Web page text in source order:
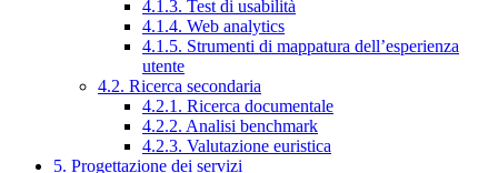
4.1.3. Test di usabilità
4.1.4. Web analytics
4.1.5. Strumenti di mappatura dell’esperienza
utente
4.2. Ricerca secondaria
4.2.1. Ricerca documentale
4.2.2. Analisi benchmark
4.2.3. Valutazione euristica
5. Progettazione dei servizi